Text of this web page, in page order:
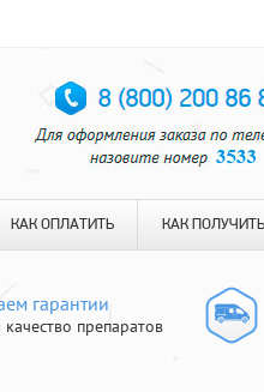
КАК ОПЛАТИТЬ КАК ПОЛУЧИТЬ
гарантии
качество препаратов